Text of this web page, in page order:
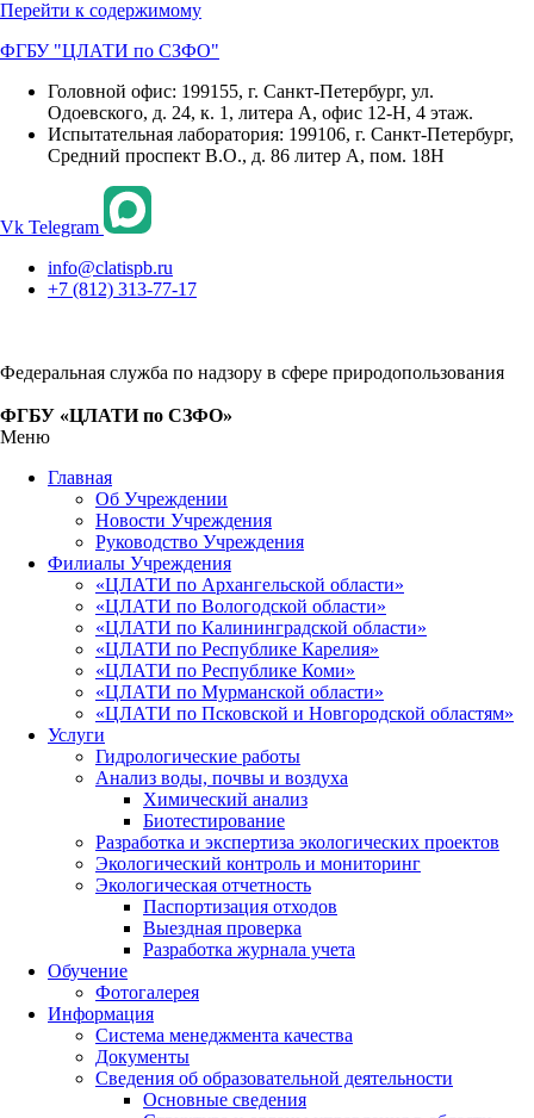
Перейти к содержимому
ФГБУ "ЦЛАТИ по СЗФО"
Головной офис: 199155, г. Санкт-Петербург, ул.
Одоевского, д. 24, к. 1, литера А, офис 12-Н, 4 этаж.
Испытательная лаборатория: 199106, г. Санкт-Петербург,
Средний проспект В.О., д. 86 литер А, пом. 18Н
Vk Telegram
info@clatispb.ru
+7 (812) 313-77-17
Федеральная служба по надзору в сфере природопользования
ФГБУ «ЦЛАТИ по СЗФО»
Меню
Главная
Об Учреждении
Новости Учреждения
Руководство Учреждения
Филиалы Учреждения
«ЦЛАТИ по Архангельской области»
«ЦЛАТИ по Вологодской области»
«ЦЛАТИ по Калининградской области»
«ЦЛАТИ по Республике Карелия»
«ЦЛАТИ по Республике Коми»
«ЦЛАТИ по Мурманской области»
«ЦЛАТИ по Псковской и Новгородской областям»
Услуги
Гидрологические работы
Анализ воды, почвы и воздуха
Химический анализ
Биотестирование
Разработка и экспертиза экологических проектов
Экологический контроль и мониторинг
Экологическая отчетность
Паспортизация отходов
Выездная проверка
Разработка журнала учета
Обучение
Фотогалерея
Информация
Система менеджмента качества
Документы
Сведения об образовательной деятельности
Основные сведения